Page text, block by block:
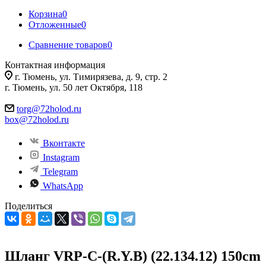
Корзина0
Отложенные0
Сравнение товаров0
Контактная информация
г. Тюмень, ул. Тимирязева, д. 9, стр. 2
г. Тюмень, ул. 50 лет Октября, 118
torg@72holod.ru
box@72holod.ru
Вконтакте
Instagram
Telegram
WhatsApp
Поделиться
Шланг VRP-C-(R.Y.B) (22.134.12) 150cm